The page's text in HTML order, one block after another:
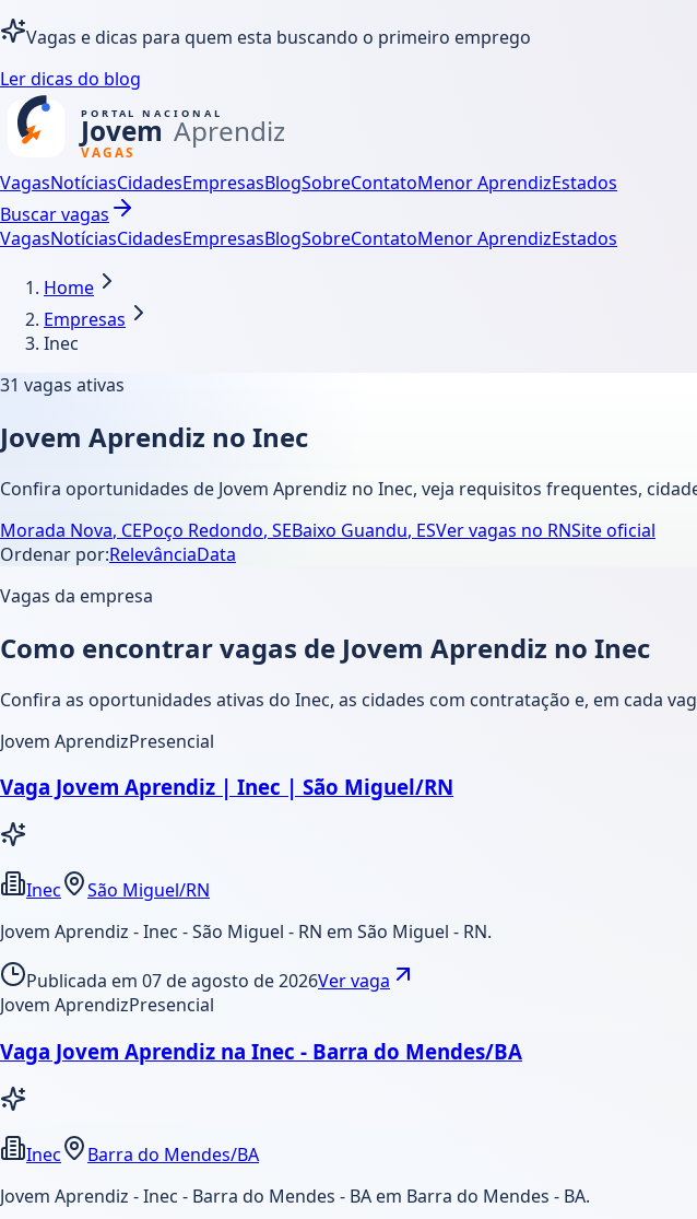
Vagas e dicas para quem esta buscando o primeiro emprego
Ler dicas do blog
VagasNotíciasCidadesEmpresasBlogSobreContatoMenor AprendizEstados
Buscar vagas
VagasNotíciasCidadesEmpresasBlogSobreContatoMenor AprendizEstados
Home
Empresas
Inec
31 vagas ativas
Jovem Aprendiz no Inec
Confira oportunidades de Jovem Aprendiz no Inec, veja requisitos frequentes,
Morada Nova, CEPoço Redondo, SEBaixo Guandu, ESVer vagas no RNSite oficial
Ordenar por:RelevânciaData
Vagas da empresa
Como encontrar vagas de Jovem Aprendiz no Inec
Confira as oportunidades ativas do Inec, as cidades com contratação e, em cada
Jovem AprendizPresencial
Vaga Jovem Aprendiz | Inec | São Miguel/RN
Inec
São Miguel/RN
Jovem Aprendiz - Inec - São Miguel - RN em São Miguel - RN.
Publicada em 07 de agosto de 2026Ver vaga
Jovem AprendizPresencial
Vaga Jovem Aprendiz na Inec - Barra do Mendes/BA
Inec
Barra do Mendes/BA
Jovem Aprendiz - Inec - Barra do Mendes - BA em Barra do Mendes - BA.